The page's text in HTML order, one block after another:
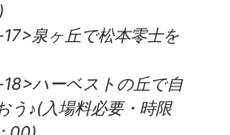
泉ヶ丘で松本零士を
ハーベストの丘で自
う♪(入場料必要・時限